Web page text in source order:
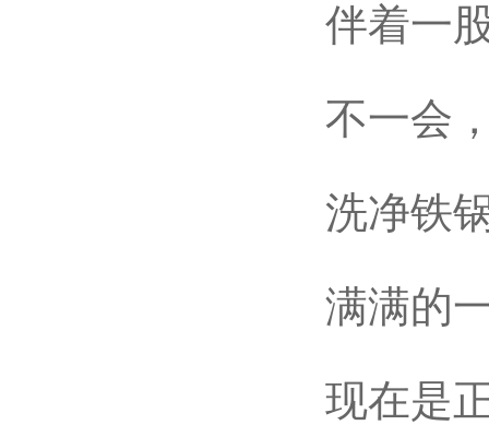
伴着一股
不一会，
洗净铁锅
满满的一
现在是正